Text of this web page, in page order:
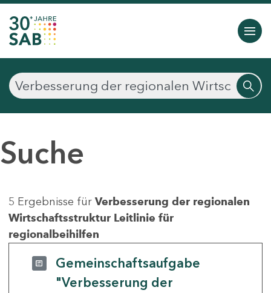
Suche
5 Ergebnisse für Verbesserung der regionalen
Wirtschaftsstruktur Leitlinie für
regionalbeihilfen
Gemeinschaftsaufgabe
"Verbesserung der